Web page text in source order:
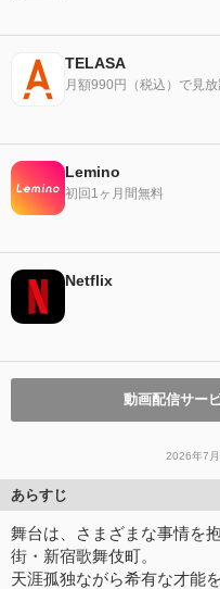
TELASA
月額990円（税込）で見放
Lemino
初回1ヶ月間無料
Netflix
動画配信サー
2026年7
あらすじ
舞台は、さまざまな事情を
街・新宿歌舞伎町。
天涯孤独ながら希有な才能